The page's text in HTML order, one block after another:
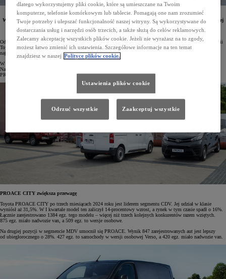
W I kwartale 2024 roku w Polsce zarejestrowano 2818 samochodów z linii Toyota Professional.
W porównaniu z tym samym okresem roku ubiegłego sprzedaż wzrosła o 30,5%. W Top10 najczęściej
rejestrowanych aut dostawczych znalazły się takie modele, jak PROACE CITY i PROACE. Hilux
zdominował segment pick-upów.
Od stycznia do marca 2024 roku w Polsce zarejestrowano 2818 samochodów osobowych i dostawczych z linii
Toyota Professional, o 30,5% więcej niż w trzech pierwszych miesiącach roku ubiegłego. Wynik ten stanowi
najlepszy dowód na to, że japońskie auta cieszą się coraz większą popularnością na polskim rynku.
W Top10 najczęściej rejestrowanych samochodów dostawczych znalazły się dwa auta Toyota Professional.
Na pozycji trzeciej sklasyfikowano model PROACE CITY (1384 egz.), a ósmą pozycję zajął większy model
PROACE (847 egz.).
PROACE CITY zwiększa przewagę
Toyota PROACE CITY po trzech miesiącach 2024 roku jest liderem segmentu CDV. Jej udział w klasie
wyniósł aż 31,5%. W I kwartale model ten zaliczył 14-procentowy wzrost, a rynek w tym czasie spadł o 16%.
Łącznie zarejestrowano 1384 egz. tego modelu – więcej niż trzech kolejnych konkurentów razem wziętych.
875 egz. miało nadwozie van, a 509 egz. to wersje osobowe.
Na drugiej pozycji w segmencie MDV umocnił się PROACE. Wynik 847 zarejestrowanych aut jest lepszy
od ubiegłorocznego o 28%. 427 egz. to samochody w wersji osobowej Verso, a 420 egz. miało nadwozie van.
dlatego wykorzystujemy pliki cookie, które są umieszczane na Twoim
komputerze, telefonie komórkowym lub tablecie. Pomagają one nam zrozumieć
Twoje potrzeby i ulepszać funkcjonalność naszej witryny. Są wykorzystywane do
dostarczania usług i narzędzi osób trzecich, a także służą do celów reklamowych.
Zalecamy akceptację wszystkich plików cookie. Jeżeli nie wyrażasz na to zgody,
możesz łatwo zmienić ich ustawienia. Szczegółowe informacje na ten temat
znajdziesz w naszej Polityce plików cookie.
Ustawienia plików cookie
Odrzuć wszystkie Zaakceptuj wszystkie